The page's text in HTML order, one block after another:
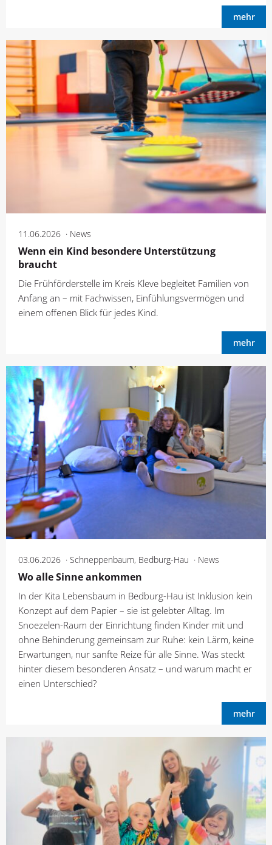
mehr
11.06.2026 News
Wenn ein Kind besondere Unterstützung
braucht
Die Frühförderstelle im Kreis Kleve begleitet Familien von
Anfang an – mit Fachwissen, Einfühlungsvermögen und
einem offenen Blick für jedes Kind.
mehr
03.06.2026 Schneppenbaum, Bedburg-Hau News
Wo alle Sinne ankommen
In der Kita Lebensbaum in Bedburg-Hau ist Inklusion kein
Konzept auf dem Papier – sie ist gelebter Alltag. Im
Snoezelen-Raum der Einrichtung finden Kinder mit und
ohne Behinderung gemeinsam zur Ruhe: kein Lärm, keine
Erwartungen, nur sanfte Reize für alle Sinne. Was steckt
hinter diesem besonderen Ansatz – und warum macht er
einen Unterschied?
mehr